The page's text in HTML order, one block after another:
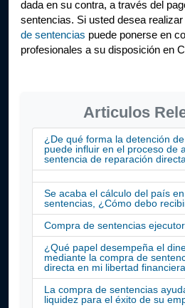
dada en su contra, a través del
sentencias. Si usted desea
de sentencias puede ponerse en
profesionales a su disposición en
Articulos
¿De qué forma la detención
puede influir en el proceso de
sentencia de reparación
Se acaba el cálculo del país
sentencias, ¿Cómo debo
Compra de sentencias
¿Qué papel desempeña el
mediante la compra de
directa en mi libertad
La compra de sentencias
liquidez para el éxito de su